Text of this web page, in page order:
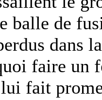
balle de
dans
faire un
fait